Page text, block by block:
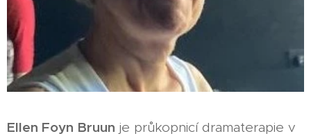
Ellen Foyn Bruun je průkopnicí dramaterapie v